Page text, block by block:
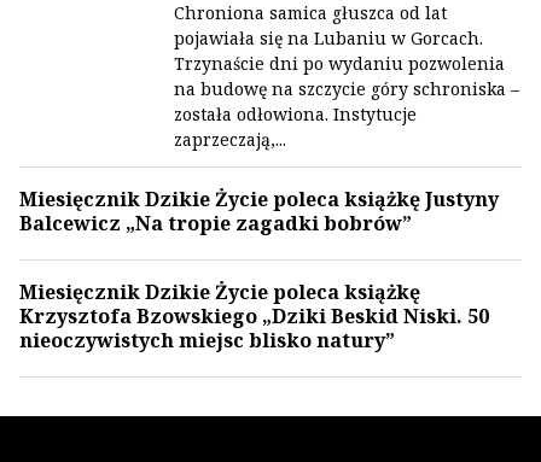
Chroniona samica głuszca od lat
pojawiała się na Lubaniu w Gorcach.
Trzynaście dni po wydaniu pozwolenia
na budowę na szczycie góry schroniska –
została odłowiona. Instytucje
zaprzeczają,...
Miesięcznik Dzikie Życie poleca książkę Justyny
Balcewicz „Na tropie zagadki bobrów”
Miesięcznik Dzikie Życie poleca książkę
Krzysztofa Bzowskiego „Dziki Beskid Niski. 50
nieoczywistych miejsc blisko natury”